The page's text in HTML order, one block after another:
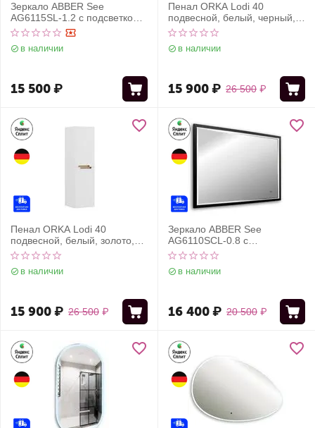
Зеркало ABBER See
AG6115SL-1.2 с подсветкой,
сенсорный выключатель,
диммер
в наличии
15 500₽
Пенал ORKA Lodi 40
подвесной, белый, черный,
универсальный
в наличии
26 500 ₽
15 900₽
Пенал ORKA Lodi 40
подвесной, белый, золото,
универсальный
в наличии
26 500 ₽
15 900₽
Зеркало ABBER See
AG6110SCL-0.8 с
подсветкой, бесконтактный
выключатель, диммер,
черный
в наличии
20 500 ₽
16 400₽